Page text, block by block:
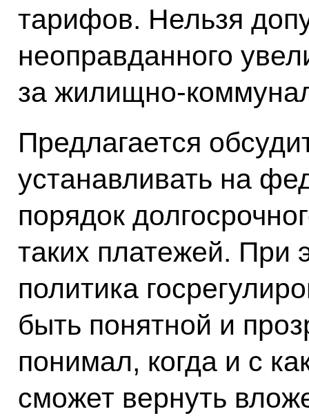
тарифов. Нельзя
неоправданного
за жилищно-
Предлагается
устанавливать на
порядок
таких платежей. При
политика
быть понятной и
понимал, когда и с
сможет вернуть